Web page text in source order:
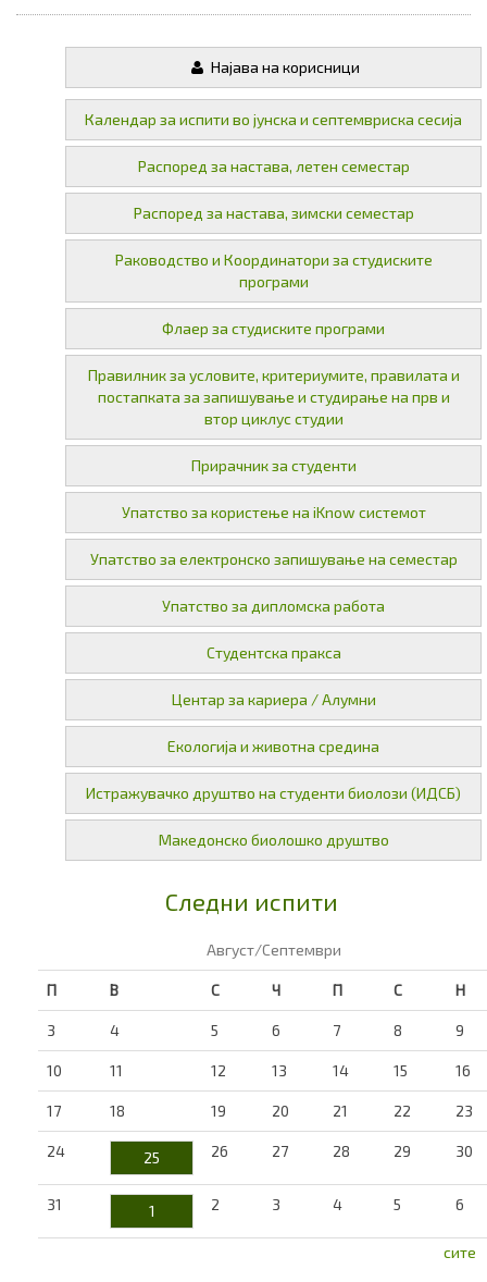
Најава на корисници
Календар за испити во јунска и септемвриска сесија
Распоред за настава, летен семестар
Распоред за настава, зимски семестар
Раководство и Координатори за студиските
програми
Флаер за студиските програми
Правилник за условите, критериумите, правилата и
постапката за запишување и студирање на прв и
втор циклус студии
Прирачник за студенти
Упатство за користење на iKnow системот
Упатство за електронско запишување на семестар
Упатство за дипломска работа
Студентска пракса
Центар за кариера / Алумни
Екологија и животна средина
Истражувачко друштво на студенти биолози (ИДСБ)
Македонско биолошко друштво
Следни испити
Август/Септември
П В С Ч П С Н
3 4 5 6 7 8 9
10 11 12 13 14 15 16
17 18 19 20 21 22 23
24 25 26 27 28 29 30
31 1 2 3 4 5 6
сите